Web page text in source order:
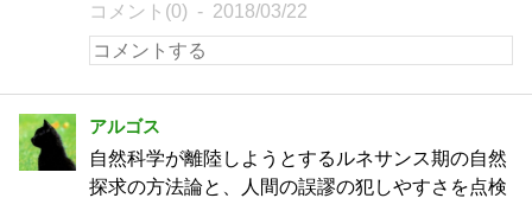
コメント(0) 2018/03/22
アルゴス
自然科学が離陸しようとするルネサンス期の自然
探求の方法論と、人間の誤謬の犯しやすさを点検